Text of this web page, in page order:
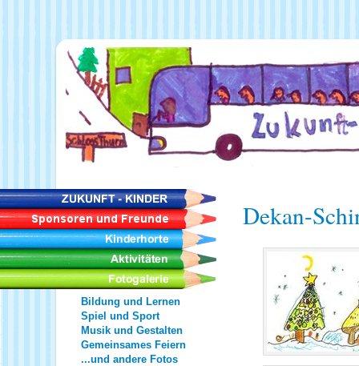
Dekan-
Bildung und Lernen
Spiel und Sport
Musik und Gestalten
Gemeinsames Feiern
...und andere Fotos